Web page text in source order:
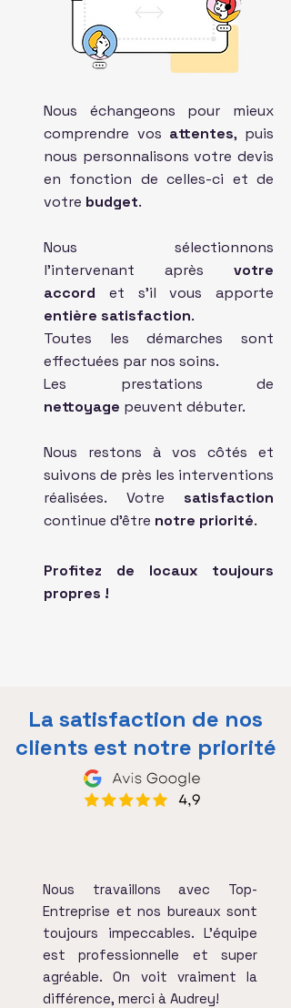
Nous échangeons pour mieux
comprendre vos attentes, puis
nous personnalisons votre devis
en fonction de celles-ci et de
votre budget.
Nous sélectionnons
l'intervenant après votre
accord et s'il vous apporte
entière satisfaction.
Toutes les démarches sont
effectuées par nos soins.
Les prestations de
nettoyage peuvent débuter.
Nous restons à vos côtés et
suivons de près les interventions
réalisées. Votre satisfaction
continue d'être notre priorité.
Profitez de locaux toujours
propres !
La satisfaction de nos
clients est notre priorité
Nous travaillons avec Top-
Entreprise et nos bureaux sont
toujours impeccables. L'équipe
est professionnelle et super
agréable. On voit vraiment la
différence, merci à Audrey!